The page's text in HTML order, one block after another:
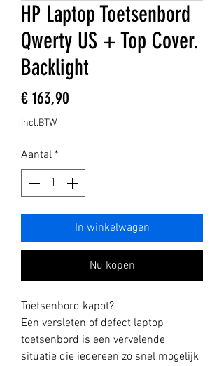
HP Laptop Toetsenbord
Qwerty US + Top Cover.
Backlight
€ 163,90
incl.BTW
Aantal *
In winkelwagen
Nu kopen
Toetsenbord kapot?
Een versleten of defect laptop
toetsenbord is een vervelende
situatie die iedereen zo snel mogelijk